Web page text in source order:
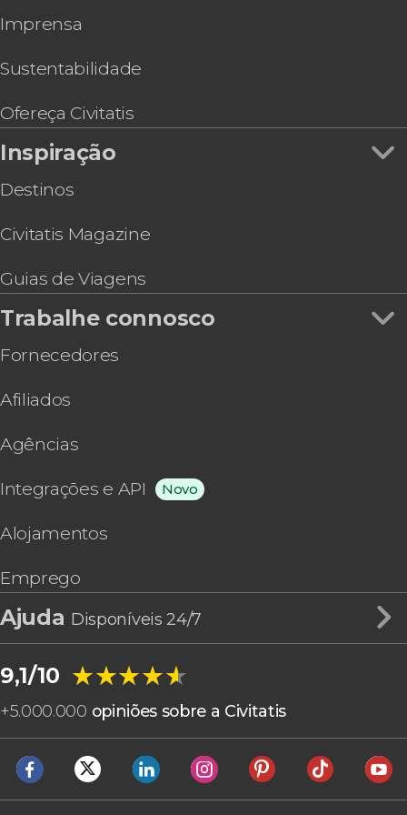
Imprensa
Sustentabilidade
Ofereça Civitatis
Inspiração
Destinos
Civitatis Magazine
Guias de Viagens
Trabalhe connosco
Fornecedores
Afiliados
Agências
Integrações e API Novo
Alojamentos
Emprego
Ajuda Disponíveis 24/7
9,1/10 ★★★★★
★★★★★
+5.000.000 opiniões sobre a Civitatis